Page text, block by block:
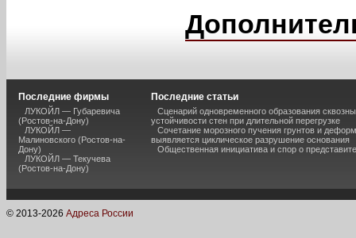
Последние фирмы
ЛУКОЙЛ — Губаревича
(Ростов-на-Дону)
ЛУКОЙЛ —
Малиновского (Ростов-на-
Дону)
ЛУКОЙЛ — Текучева
(Ростов-на-Дону)
Последние статьи
Сценарий одновременного образования
устойчивости стен при длительной перегрузке
Сочетание морозного пучения грунтов и
выявляется циклическое разрушение основания
Общественная инициатива и спор о
© 2013-2026 Адреса России